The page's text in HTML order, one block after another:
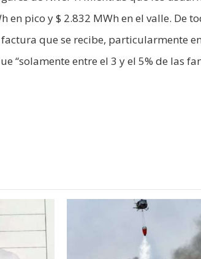
en pico y $ 2.832 MWh en el valle. De
que se recibe, particularmente
“solamente entre el 3 y el 5% de las